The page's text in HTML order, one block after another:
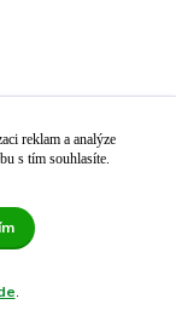
reklam a analýze
s tím souhlasíte.
.